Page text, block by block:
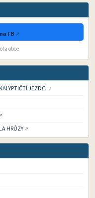
FB
obce
JEZDCI
HRŮZY